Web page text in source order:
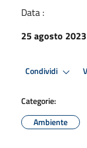
Data :
25 agosto 2023
Condividi
Categorie:
Ambiente